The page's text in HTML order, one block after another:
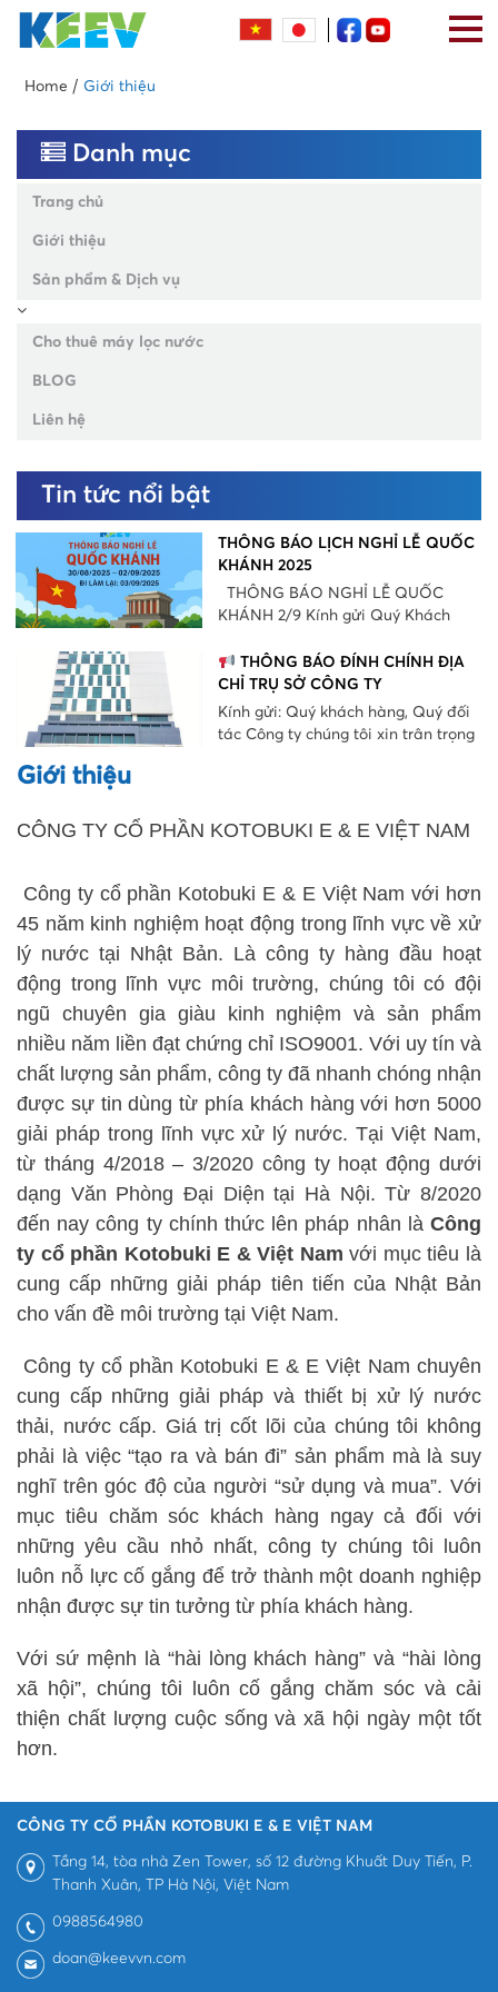
Home Giới thiệu
Danh mục
Trang chủ
Giới thiệu
Sản phẩm & Dịch vụ
Cho thuê máy lọc nước
BLOG
Liên hệ
Tin tức nổi bật
THÔNG BÁO LỊCH NGHỈ LỄ QUỐC
KHÁNH 2025
THÔNG BÁO NGHỈ LỄ QUỐC
KHÁNH 2/9 Kính gửi Quý Khách
THÔNG BÁO ĐÍNH CHÍNH ĐỊA
CHỈ TRỤ SỞ CÔNG TY
Kính gửi: Quý khách hàng, Quý đối
tác Công ty chúng tôi xin trân trọng
Giới thiệu
CÔNG TY CỔ PHẦN KOTOBUKI E & E VIỆT NAM
Công ty cổ phần Kotobuki E & E Việt Nam với hơn
45 năm kinh nghiệm hoạt động trong lĩnh vực về xử
lý nước tại Nhật Bản. Là công ty hàng đầu hoạt
động trong lĩnh vực môi trường, chúng tôi có đội
ngũ chuyên gia giàu kinh nghiệm và sản phẩm
nhiều năm liền đạt chứng chỉ ISO9001. Với uy tín và
chất lượng sản phẩm, công ty đã nhanh chóng nhận
được sự tin dùng từ phía khách hàng với hơn 5000
giải pháp trong lĩnh vực xử lý nước. Tại Việt Nam,
từ tháng 4/2018 – 3/2020 công ty hoạt động dưới
dạng Văn Phòng Đại Diện tại Hà Nội. Từ 8/2020
đến nay công ty chính thức lên pháp nhân là Công
ty cổ phần Kotobuki E & Việt Nam với mục tiêu là
cung cấp những giải pháp tiên tiến của Nhật Bản
cho vấn đề môi trường tại Việt Nam.
Công ty cổ phần Kotobuki E & E Việt Nam chuyên
cung cấp những giải pháp và thiết bị xử lý nước
thải, nước cấp. Giá trị cốt lõi của chúng tôi không
phải là việc “tạo ra và bán đi” sản phẩm mà là suy
nghĩ trên góc độ của người “sử dụng và mua”. Với
mục tiêu chăm sóc khách hàng ngay cả đối với
những yêu cầu nhỏ nhất, công ty chúng tôi luôn
luôn nỗ lực cố gắng để trở thành một doanh nghiệp
nhận được sự tin tưởng từ phía khách hàng.
Với sứ mệnh là “hài lòng khách hàng” và “hài lòng
xã hội”, chúng tôi luôn cố gắng chăm sóc và cải
thiện chất lượng cuộc sống và xã hội ngày một tốt
hơn.
CÔNG TY CỔ PHẦN KOTOBUKI E & E VIỆT NAM
Tầng 14, tòa nhà Zen Tower, số 12 đường Khuất Duy Tiến, P.
Thanh Xuân, TP Hà Nội, Việt Nam
0988564980
doan@keevvn.com